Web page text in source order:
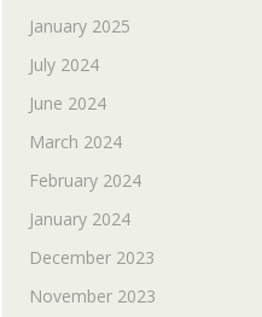
January 2025
July 2024
June 2024
March 2024
February 2024
January 2024
December 2023
November 2023